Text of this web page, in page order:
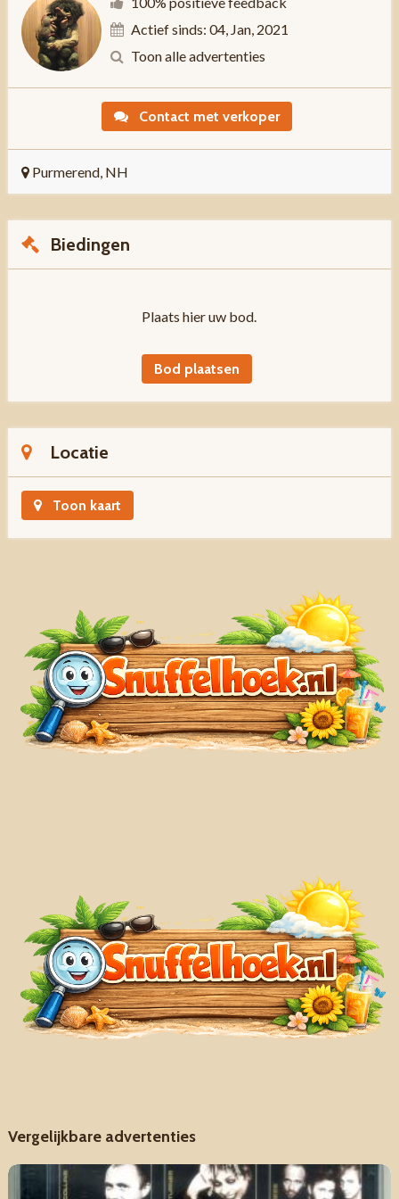
Actief sinds: 04, Jan, 2021
Toon alle advertenties
Contact met verkoper
Purmerend, NH
Biedingen
Plaats hier uw bod.
Bod plaatsen
Locatie
Toon kaart
Vergelijkbare advertenties